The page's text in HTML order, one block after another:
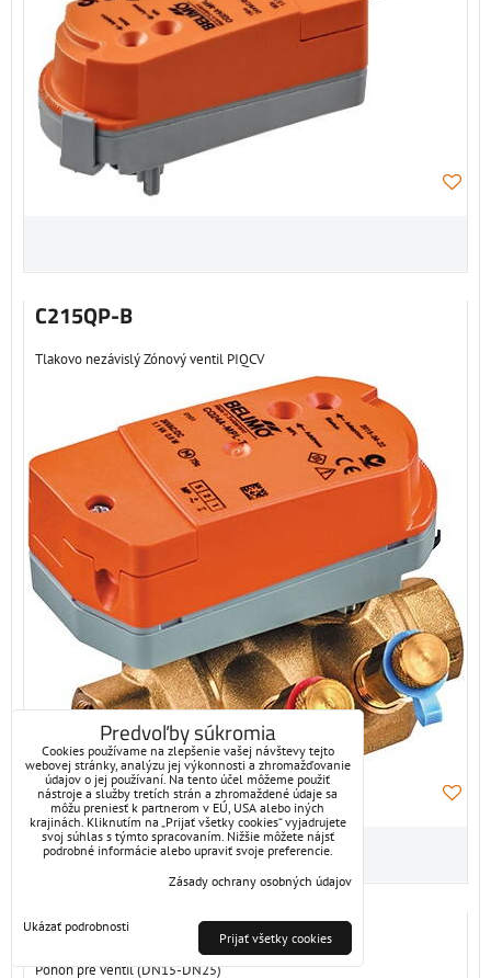
C215QP-B
Tlakovo nezávislý Zónový ventil PIQCV
LR24A
Pohon pre ventil (DN15-DN25)
Predvoľby súkromia
Cookies používame na zlepšenie vašej návštevy tejto
webovej stránky, analýzu jej výkonnosti a zhromažďovanie
údajov o jej používaní. Na tento účel môžeme použiť
nástroje a služby tretích strán a zhromaždené údaje sa
môžu preniesť k partnerom v EÚ, USA alebo iných
krajinách. Kliknutím na „Prijať všetky cookies“ vyjadrujete
svoj súhlas s týmto spracovaním. Nižšie môžete nájsť
podrobné informácie alebo upraviť svoje preferencie.
Zásady ochrany osobných údajov
Ukázať podrobnosti
Prijať všetky cookies